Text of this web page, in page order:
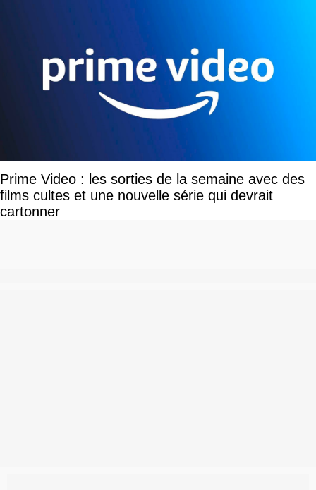
Prime Video : les sorties de la semaine avec des
films cultes et une nouvelle série qui devrait
cartonner